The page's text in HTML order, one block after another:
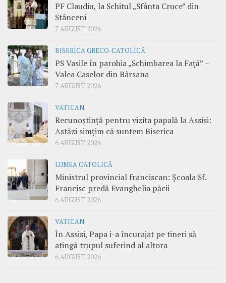
PF Claudiu, la Schitul „Sfânta Cruce” din
Stânceni
7 AUGUST 2026
BISERICA GRECO-CATOLICĂ
PS Vasile în parohia „Schimbarea la Față” –
Valea Caselor din Bârsana
7 AUGUST 2026
VATICAN
Recunoștință pentru vizita papală la Assisi:
Astăzi simțim că suntem Biserica
6 AUGUST 2026
LUMEA CATOLICĂ
Ministrul provincial franciscan: Școala Sf.
Francisc predă Evanghelia păcii
6 AUGUST 2026
VATICAN
În Assisi, Papa i-a încurajat pe tineri să
atingă trupul suferind al altora
6 AUGUST 2026